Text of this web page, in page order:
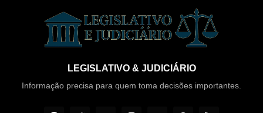
LEGISLATIVO & JUDICIÁRIO
Informação precisa para quem toma decisões importantes.